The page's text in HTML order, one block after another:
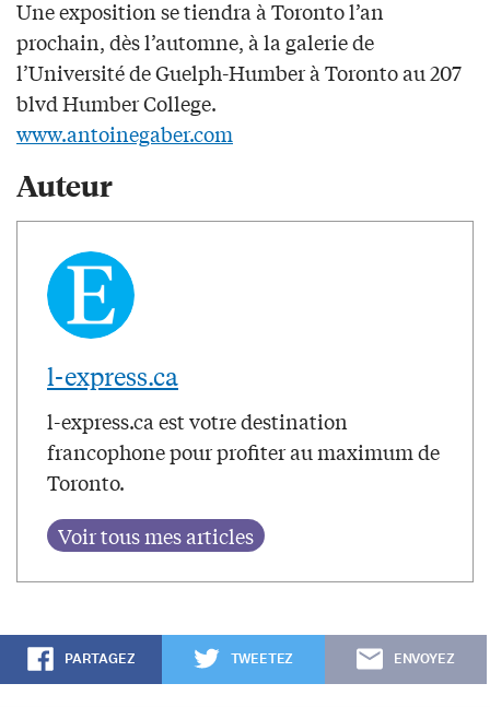
Une exposition se tiendra à Toronto l’an
prochain, dès l’automne, à la galerie de
l’Université de Guelph-Humber à Toronto au 207
blvd Humber College.
www.antoinegaber.com
Auteur
l-express.ca
l-express.ca est votre destination
francophone pour profiter au maximum de
Toronto.
PARTAGEZ TWEETEZ ENVOYEZ